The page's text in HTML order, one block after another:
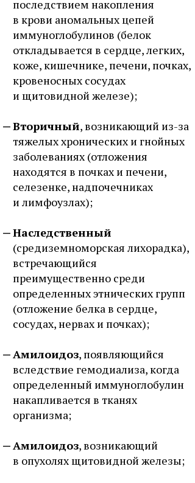
последствием накопления
в крови аномальных цепей
иммуноглобулинов (белок
откладывается в сердце, легких,
коже, кишечнике, печени, почках,
кровеносных сосудах
и щитовидной железе);
Вторичный, возникающий из-за
тяжелых хронических и гнойных
заболеваниях (отложения
находятся в почках и печени,
селезенке, надпочечниках
и лимфоузлах);
Наследственный
(средиземноморская лихорадка),
встречающийся
преимущественно среди
определенных этнических групп
(отложение белка в сердце,
сосудах, нервах и почках);
Амилоидоз, появляющийся
вследствие гемодиализа, когда
определенный иммуноглобулин
накапливается в тканях
организма;
Амилоидоз, возникающий
в опухолях щитовидной железы;